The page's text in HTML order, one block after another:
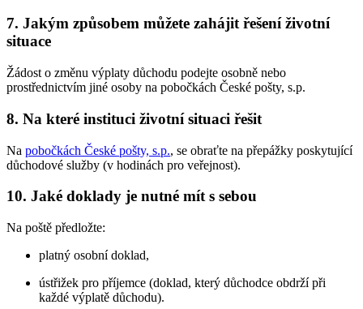
7. Jakým způsobem můžete zahájit řešení životní
situace
Žádost o změnu výplaty důchodu podejte osobně nebo
prostřednictvím jiné osoby na pobočkách České pošty, s.p.
8. Na které instituci životní situaci řešit
Na pobočkách České pošty, s.p., se obraťte na přepážky poskytující
důchodové služby (v hodinách pro veřejnost).
10. Jaké doklady je nutné mít s sebou
Na poště předložte:
platný osobní doklad,
ústřižek pro příjemce (doklad, který důchodce obdrží při
každé výplatě důchodu).